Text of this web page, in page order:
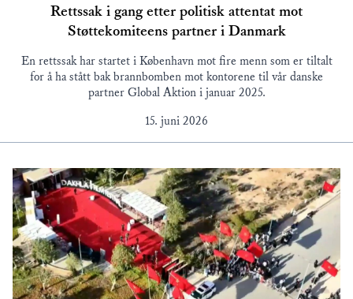
Rettssak i gang etter politisk attentat mot
Støttekomiteens partner i Danmark
En rettssak har startet i København mot fire menn som er tiltalt
for å ha stått bak brannbomben mot kontorene til vår danske
partner Global Aktion i januar 2025.
15. juni 2026